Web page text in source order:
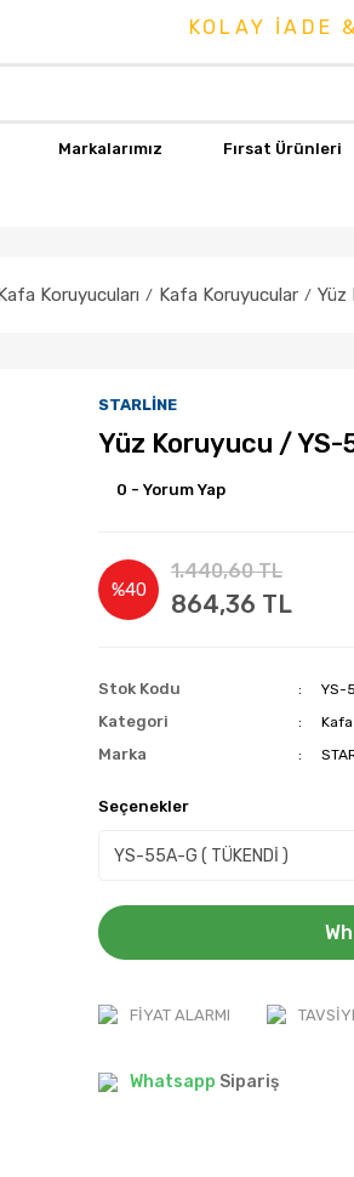
KOLAY İADE &
Markalarımız Fırsat Ürünleri
Koruyucuları Kafa Koruyucular Yüz
STARLİNE
Yüz Koruyucu / YS-
0 - Yorum Yap
%40
1.440,60 TL
864,36 TL
Stok Kodu YS-
Kategori
Marka
Seçenekler
FIYAT ALARMI
Whatsapp Sipariş